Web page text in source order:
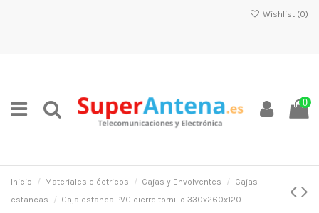
Wishlist (0)
0
Inicio Materiales eléctricos Cajas y Envolventes
Cajas
estancas
Caja estanca PVC cierre tornillo 330x260x120